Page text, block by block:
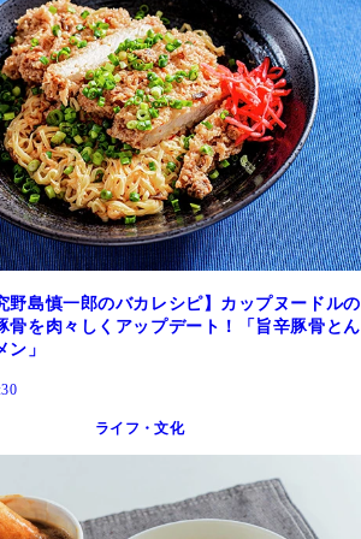
野島慎一郎のバカレシピ】カップヌードルの
を肉々しくアップデート！「旨辛豚骨とん
」
ライフ・文化